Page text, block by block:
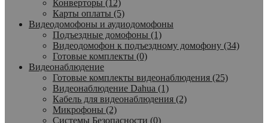
Конверторы (12)
Карты оплаты (5)
Видеодомофоны и аудиодомофоны
Подъездные домофоны (1)
Видеодомофон к подъездному домофону (34)
Готовые комплекты (0)
Видеонаблюдение
Готовые комплекты видеонаблюдения (25)
Видеонаблюдение Dahua (1)
Кабель для видеонаблюдения (2)
Микрофоны (2)
Системы Безопасности (0)